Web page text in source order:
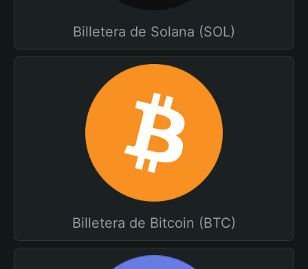
Billetera de Solana (SOL)
Billetera de Bitcoin (BTC)